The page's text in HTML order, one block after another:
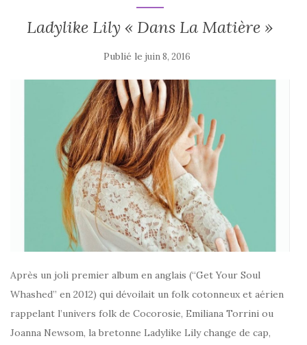
Ladylike Lily « Dans La Matière »
Publié le juin 8, 2016
Après un joli premier album en anglais (“Get Your Soul
Whashed” en 2012) qui dévoilait un folk cotonneux et aérien
rappelant l’univers folk de Cocorosie, Emiliana Torrini ou
Joanna Newsom, la bretonne Ladylike Lily change de cap,